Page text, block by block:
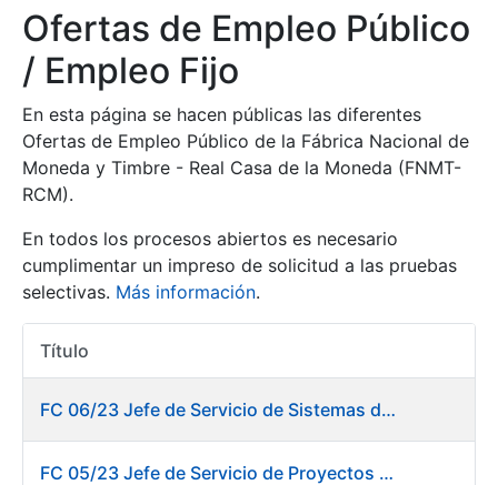
Mostrar/Ocultar
Mostrar/Ocultar
Mostrar/Ocultar
Ofertas de Empleo Público
/ Empleo Fijo
En esta página se hacen públicas las diferentes
Ofertas de Empleo Público de la Fábrica Nacional de
Moneda y Timbre - Real Casa de la Moneda (FNMT-
RCM).
En todos los procesos abiertos es necesario
cumplimentar un impreso de solicitud a las pruebas
selectivas. Más información.
Título
FC 06/23 Jefe de Servicio de Sistemas de Información de Fábrica de Papel
FC 05/23 Jefe de Servicio de Proyectos Digitales